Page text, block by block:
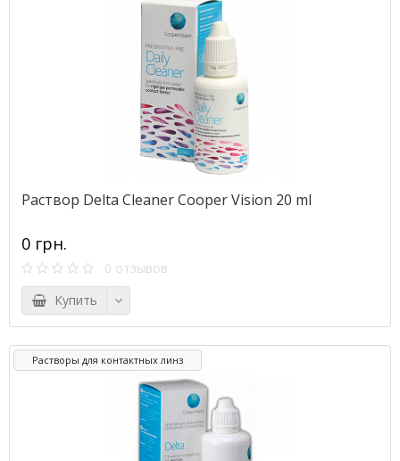
Раствор Delta Cleaner Cooper Vision 20 ml
0 грн.
0 отзывов
Купить
Растворы для контактных линз